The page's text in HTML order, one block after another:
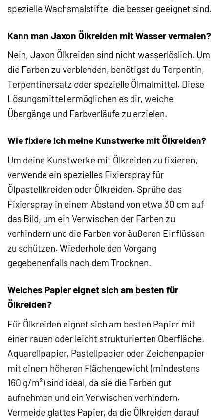
spezielle Wachsmalstifte, die besser geeignet sind.
Kann man Jaxon Ölkreiden mit Wasser vermalen?
Nein, Jaxon Ölkreiden sind nicht wasserlöslich. Um
die Farben zu verblenden, benötigst du Terpentin,
Terpentinersatz oder spezielle Ölmalmittel. Diese
Lösungsmittel ermöglichen es dir, weiche
Übergänge und Farbverläufe zu erzielen.
Wie fixiere ich meine Kunstwerke mit Ölkreiden?
Um deine Kunstwerke mit Ölkreiden zu fixieren,
verwende ein spezielles Fixierspray für
Ölpastellkreiden oder Ölkreiden. Sprühe das
Fixierspray in einem Abstand von etwa 30 cm auf
das Bild, um ein Verwischen der Farben zu
verhindern und die Farben vor äußeren Einflüssen
zu schützen. Wiederhole den Vorgang
gegebenenfalls nach dem Trocknen.
Welches Papier eignet sich am besten für
Ölkreiden?
Für Ölkreiden eignet sich am besten Papier mit
einer rauen oder leicht strukturierten Oberfläche.
Aquarellpapier, Pastellpapier oder Zeichenpapier
mit einem höheren Flächengewicht (mindestens
160 g/m²) sind ideal, da sie die Farben gut
aufnehmen und ein Verwischen verhindern.
Vermeide glattes Papier, da die Ölkreiden darauf